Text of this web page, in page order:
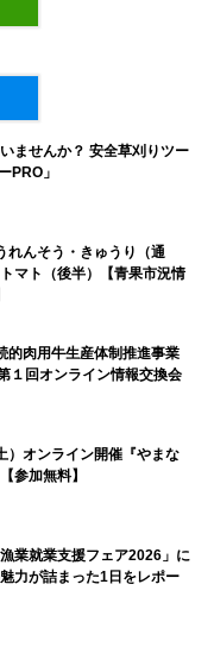
ませんか？ 安全草刈りツー
PRO」
れんそう・きゅうり（通
マト（後半）【青果市況情
肉用牛生産体制推進事業
１回オンライン情報交換会
）オンライン開催『やまな
参加無料】
業就業支援フェア2026」に
力が詰まった1日をレポー